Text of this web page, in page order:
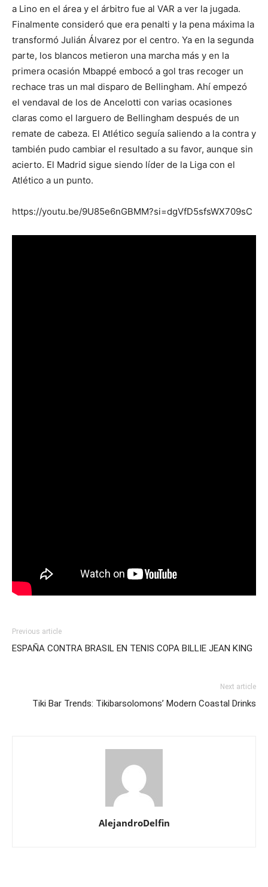
a Lino en el área y el árbitro fue al VAR a ver la jugada.
Finalmente consideró que era penalti y la pena máxima la
transformó Julián Álvarez por el centro. Ya en la segunda
parte, los blancos metieron una marcha más y en la
primera ocasión Mbappé embocó a gol tras recoger un
rechace tras un mal disparo de Bellingham. Ahí empezó
el vendaval de los de Ancelotti con varias ocasiones
claras como el larguero de Bellingham después de un
remate de cabeza. El Atlético seguía saliendo a la contra y
también pudo cambiar el resultado a su favor, aunque sin
acierto. El Madrid sigue siendo líder de la Liga con el
Atlético a un punto.
https://youtu.be/9U85e6nGBMM?si=dgVfD5sfsWX709sC
Previous article
ESPAÑA CONTRA BRASIL EN TENIS COPA BILLIE JEAN KING
Next article
Tiki Bar Trends: Tikibarsolomons’ Modern Coastal Drinks
AlejandroDelfin